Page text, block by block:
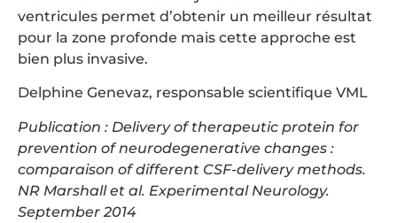
ventricules permet d’obtenir un meilleur résultat
pour la zone profonde mais cette approche est
bien plus invasive.
Delphine Genevaz, responsable scientifique VML
Publication : Delivery of therapeutic protein for
prevention of neurodegenerative changes :
comparaison of different CSF-delivery methods.
NR Marshall et al. Experimental Neurology.
September 2014